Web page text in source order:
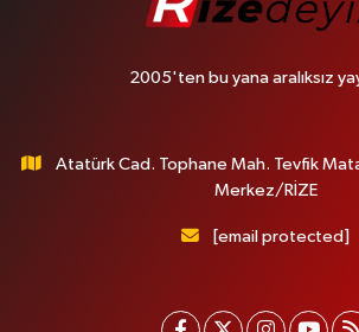
2005'ten bu yana aralıksız
Atatürk Cad. Tophane Mah. Tevfik
Merkez/RİZE
[email protected]